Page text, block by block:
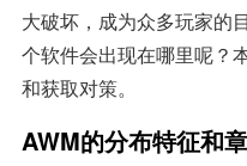
大破坏，成为众多玩家的
个软件会出现在哪里呢？
和获取对策。
AWM的分布特征和